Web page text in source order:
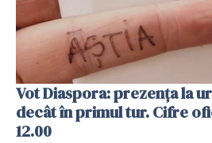
Vot Diaspora: prezența la
decât în primul tur. Cifre
12.00